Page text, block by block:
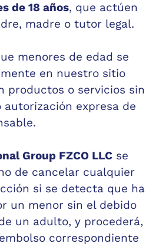
de 18 años, que actúen
madre o tutor legal.
menores de edad se
en nuestro sitio
productos o servicios sin
expresa de
Group FZCO LLC se
de cancelar cualquier
si se detecta que ha
un menor sin el debido
un adulto, y procederá,
correspondiente